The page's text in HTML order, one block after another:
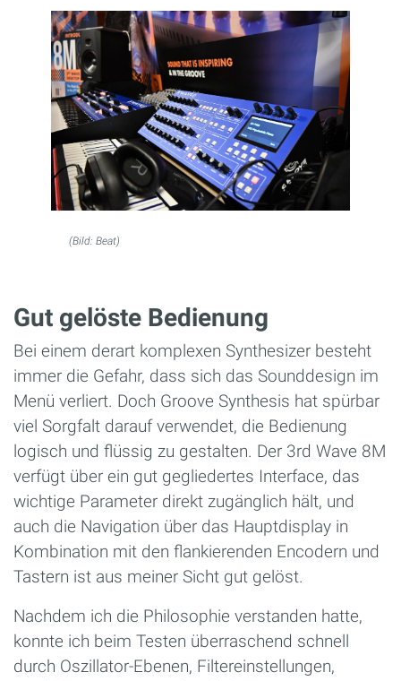
(Bild: Beat)
Gut gelöste Bedienung
Bei einem derart komplexen Synthesizer besteht
immer die Gefahr, dass sich das Sounddesign im
Menü verliert. Doch Groove Synthesis hat spürbar
viel Sorgfalt darauf verwendet, die Bedienung
logisch und flüssig zu gestalten. Der 3rd Wave 8M
verfügt über ein gut gegliedertes Interface, das
wichtige Parameter direkt zugänglich hält, und
auch die Navigation über das Hauptdisplay in
Kombination mit den flankierenden Encodern und
Tastern ist aus meiner Sicht gut gelöst.
Nachdem ich die Philosophie verstanden hatte,
konnte ich beim Testen überraschend schnell
durch Oszillator-Ebenen, Filtereinstellungen,